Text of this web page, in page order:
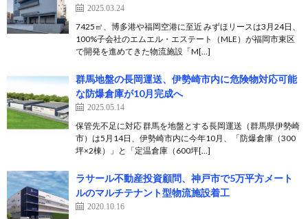
2025.03.24
7425㎡、博多港や福岡空港に至近 みずほリースは3月24日、
100%子会社のエムエル・エステート（MLE）が福岡市東区
で開発を進めてきた物流施設「M[…]
群馬地盤の長岡運送、伊勢崎市内に危険物対応可能
な防爆倉庫が10月完成へ
2025.05.14
保管先不足に対応 群馬を地盤とする長岡運送（群馬県伊勢崎
市）は5月14日、伊勢崎市内に今年10月、「防爆倉庫（300
坪×2棟）」と「定温倉庫（600坪[…]
ラサール不動産投資顧問、神戸市で5万平方メート
ルのマルチテナント型物流施設着工
2020.10.16